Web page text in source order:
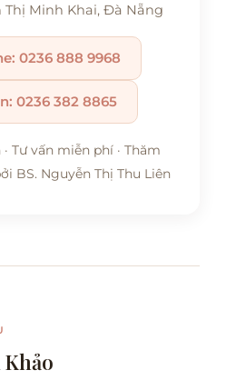
Thị Minh Khai, Đà Nẵng
0236 888 9968
0236 382 8865
Tư vấn miễn phí · Thăm
BS. Nguyễn Thị Thu Liên